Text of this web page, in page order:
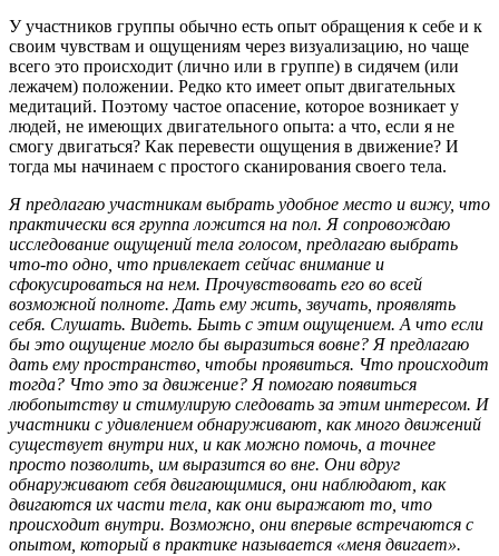
У участников группы обычно есть опыт обращения к себе и к
своим чувствам и ощущениям через визуализацию, но чаще
всего это происходит (лично или в группе) в сидячем (или
лежачем) положении. Редко кто имеет опыт двигательных
медитаций. Поэтому частое опасение, которое возникает у
людей, не имеющих двигательного опыта: а что, если я не
смогу двигаться? Как перевести ощущения в движение? И
тогда мы начинаем с простого сканирования своего тела.
Я предлагаю участникам выбрать удобное место и вижу, что
практически вся группа ложится на пол. Я сопровождаю
исследование ощущений тела голосом, предлагаю выбрать
что-то одно, что привлекает сейчас внимание и
сфокусироваться на нем. Прочувствовать его во всей
возможной полноте. Дать ему жить, звучать, проявлять
себя. Слушать. Видеть. Быть с этим ощущением. А что если
бы это ощущение могло бы выразиться вовне? Я предлагаю
дать ему пространство, чтобы проявиться. Что происходит
тогда? Что это за движение? Я помогаю появиться
любопытству и стимулирую следовать за этим интересом. И
участники с удивлением обнаруживают, как много движений
существует внутри них, и как можно помочь, а точнее
просто позволить, им выразится во вне. Они вдруг
обнаруживают себя двигающимися, они наблюдают, как
двигаются их части тела, как они выражают то, что
происходит внутри. Возможно, они впервые встречаются с
опытом, который в практике называется «меня двигает».